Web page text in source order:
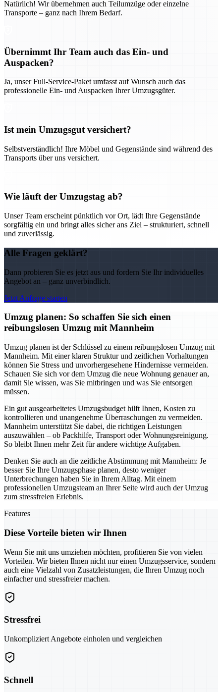
Natürlich! Wir übernehmen auch Teilumzüge oder einzelne
Transporte – ganz nach Ihrem Bedarf.
Übernimmt Ihr Team auch das Ein- und
Auspacken?
Ja, unser Full-Service-Paket umfasst auf Wunsch auch das
professionelle Ein- und Auspacken Ihrer Umzugsgüter.
Ist mein Umzugsgut versichert?
Selbstverständlich! Ihre Möbel und Gegenstände sind während des
Transports über uns versichert.
Wie läuft der Umzugstag ab?
Unser Team erscheint pünktlich vor Ort, lädt Ihre Gegenstände
sorgfältig ein und bringt alles sicher ans Ziel – strukturiert, schnell
und zuverlässig.
Alle Fragen geklärt?
Dann probieren Sie es jetzt aus und fordern Sie Ihr individuelles
Angebot an – ganz unverbindlich.
Jetzt Anfrage starten
Umzug planen: So schaffen Sie sich einen
reibungslosen Umzug mit Mannheim
Umzug planen ist der Schlüssel zu einem reibungslosen Umzug mit
Mannheim. Mit einer klaren Struktur und zeitlichen Vorhaltungen
können Sie Stress und unvorhergesehene Hindernisse vermeiden.
Schauen Sie sich vor dem Umzug die neue Wohnung genauer an,
damit Sie wissen, was Sie mitbringen und was Sie entsorgen
müssen.
Ein gut ausgearbeitetes Umzugsbudget hilft Ihnen, Kosten zu
kontrollieren und unangenehme Überraschungen zu vermeiden.
Mannheim unterstützt Sie dabei, die richtigen Leistungen
auszuwählen – ob Packhilfe, Transport oder Wohnungsreinigung.
So bleibt Ihnen mehr Zeit für andere wichtige Aufgaben.
Denken Sie auch an die zeitliche Abstimmung mit Mannheim: Je
besser Sie Ihre Umzugsphase planen, desto weniger
Unterbrechungen haben Sie in Ihrem Alltag. Mit einem
professionellen Umzugsteam an Ihrer Seite wird auch der Umzug
zum stressfreien Erlebnis.
Features
Diese Vorteile bieten wir Ihnen
Wenn Sie mit uns umziehen möchten, profitieren Sie von vielen
Vorteilen. Wir bieten Ihnen nicht nur einen Umzugsservice, sondern
auch eine Vielzahl von Zusatzleistungen, die Ihren Umzug noch
einfacher und stressfreier machen.
Stressfrei
Unkompliziert Angebote einholen und vergleichen
Schnell